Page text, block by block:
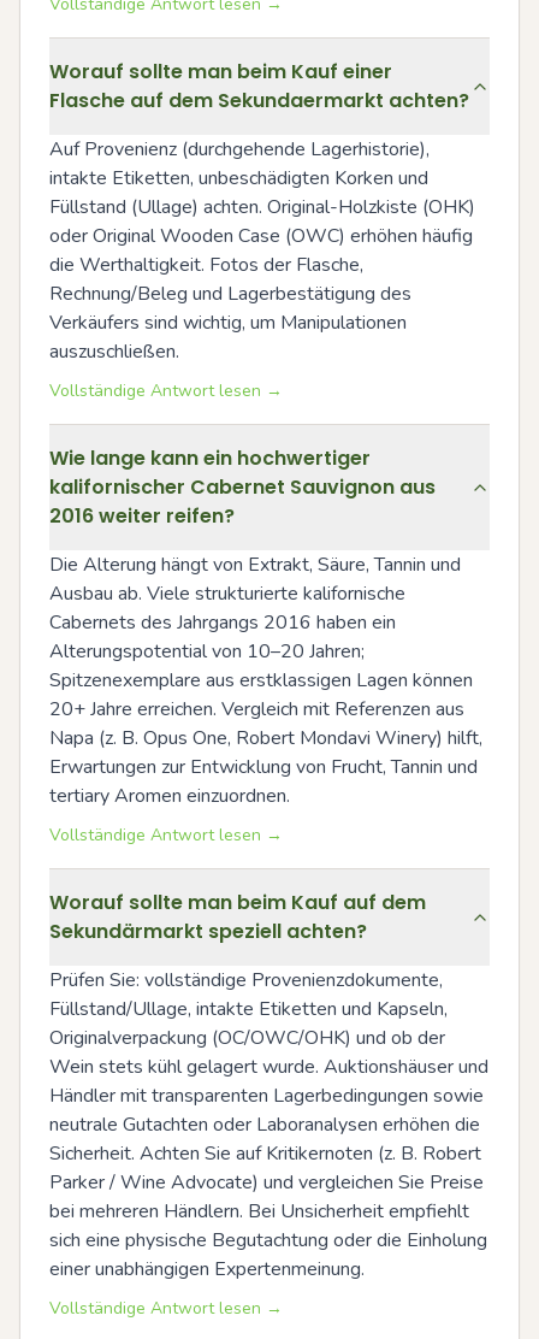
Worauf sollte man beim Kauf einer
Flasche auf dem Sekundaermarkt achten?
Auf Provenienz (durchgehende Lagerhistorie),
intakte Etiketten, unbeschädigten Korken und
Füllstand (Ullage) achten. Original-Holzkiste (OHK)
oder Original Wooden Case (OWC) erhöhen häufig
die Werthaltigkeit. Fotos der Flasche,
Rechnung/Beleg und Lagerbestätigung des
Verkäufers sind wichtig, um Manipulationen
auszuschließen.
Vollständige Antwort lesen →
Wie lange kann ein hochwertiger
kalifornischer Cabernet Sauvignon aus
2016 weiter reifen?
Die Alterung hängt von Extrakt, Säure, Tannin und
Ausbau ab. Viele strukturierte kalifornische
Cabernets des Jahrgangs 2016 haben ein
Alterungspotential von 10–20 Jahren;
Spitzenexemplare aus erstklassigen Lagen können
20+ Jahre erreichen. Vergleich mit Referenzen aus
Napa (z. B. Opus One, Robert Mondavi Winery) hilft,
Erwartungen zur Entwicklung von Frucht, Tannin und
tertiary Aromen einzuordnen.
Vollständige Antwort lesen →
Worauf sollte man beim Kauf auf dem
Sekundärmarkt speziell achten?
Prüfen Sie: vollständige Provenienzdokumente,
Füllstand/Ullage, intakte Etiketten und Kapseln,
Originalverpackung (OC/OWC/OHK) und ob der
Wein stets kühl gelagert wurde. Auktionshäuser und
Händler mit transparenten Lagerbedingungen sowie
neutrale Gutachten oder Laboranalysen erhöhen die
Sicherheit. Achten Sie auf Kritikernoten (z. B. Robert
Parker / Wine Advocate) und vergleichen Sie Preise
bei mehreren Händlern. Bei Unsicherheit empfiehlt
sich eine physische Begutachtung oder die Einholung
einer unabhängigen Expertenmeinung.
Vollständige Antwort lesen →